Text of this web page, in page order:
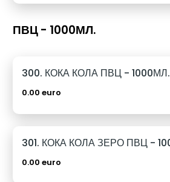
ПВЦ - 1000МЛ.
300. КОКА КОЛА ПВЦ - 1000МЛ.
0.00 euro
0.00 euro